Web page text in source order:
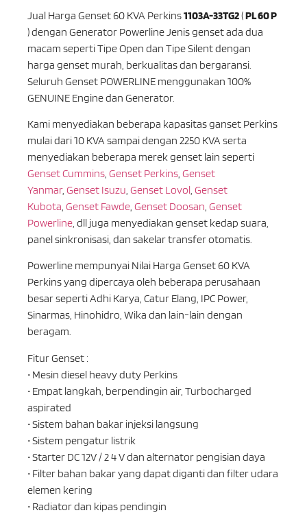
Jual Harga Genset 60 KVA Perkins1103A-33TG2(PL 60 P
) dengan Generator Powerline Jenis genset ada dua
macam seperti Tipe Open dan Tipe Silent dengan
harga genset murah, berkualitas dan bergaransi.
Seluruh Genset POWERLINE menggunakan 100%
GENUINE Engine dan Generator.
Kami menyediakan beberapa kapasitas ganset Perkins
mulai dari 10 KVA sampai dengan 2250 KVA serta
menyediakan beberapa merek genset lain seperti
Genset Cummins, Genset Perkins, Genset
Yanmar, Genset Isuzu, Genset Lovol, Genset
Kubota, Genset Fawde, Genset Doosan, Genset
Powerline, dll juga menyediakan genset kedap suara,
panel sinkronisasi, dan sakelar transfer otomatis.
Powerline mempunyai Nilai Harga Genset 60 KVA
Perkins yang dipercaya oleh beberapa perusahaan
besar seperti Adhi Karya, Catur Elang, IPC Power,
Sinarmas, Hinohidro, Wika dan lain-lain dengan
beragam.
Fitur Genset :
• Mesin diesel heavy duty Perkins
• Empat langkah, berpendingin air, Turbocharged
aspirated
• Sistem bahan bakar injeksi langsung
• Sistem pengatur listrik
• Starter DC 12V / 2 4 V dan alternator pengisian daya
• Filter bahan bakar yang dapat diganti dan filter udara
elemen kering
• Radiator dan kipas pendingin